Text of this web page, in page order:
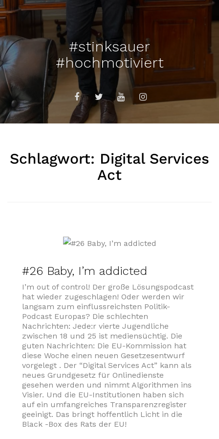
#stinksauer
#hochmotiviert
Schlagwort: Digital Services
Act
#26 Baby, I’m addicted
I’m out of control! Der große Lösungspodcast
hat wieder zugeschlagen! Oder werden wir
langsam zum einflussreichsten Politik-
Podcast Europas? Die schlechten
Nachrichten: Jede:r vierte Jugendliche
zwischen 18 und 25 ist mediensüchtig. Die
guten Nachrichten: Die EU-Kommission hat
diese Woche einen neuen Gesetzesentwurf
vorgelegt . Der “Digital Services Act” kann als
neues Grundgesetz für Onlinedienste
gesehen werden und nimmt Algorithmen ins
Visier. Und die EU-Institutionen haben sich
auf ein umfangreiches Transparenzregister
geeinigt. Das bringt hoffentlich Licht in die
Black -Box des Rats der EU!